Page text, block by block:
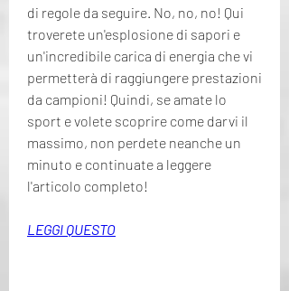
di regole da seguire. No, no, no! Qui
troverete un'esplosione di sapori e
un'incredibile carica di energia che vi
permetterà di raggiungere prestazioni
da campioni! Quindi, se amate lo
sport e volete scoprire come darvi il
massimo, non perdete neanche un
minuto e continuate a leggere
l'articolo completo!
LEGGI QUESTO